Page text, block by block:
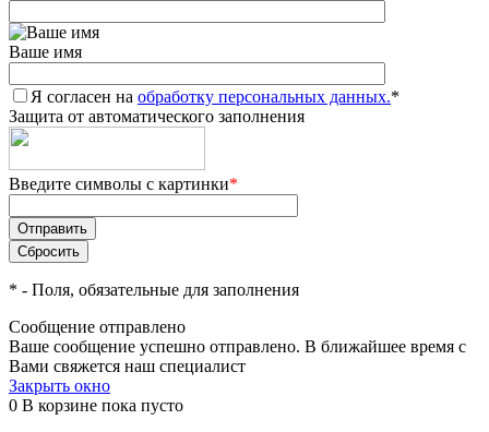
Ваше имя
Я согласен на обработку персональных данных.*
Защита от автоматического заполнения
Введите символы с картинки*
* - Поля, обязательные для заполнения
Сообщение отправлено
Ваше сообщение успешно отправлено. В ближайшее время с
Вами свяжется наш специалист
Закрыть окно
0 В корзине пока пусто